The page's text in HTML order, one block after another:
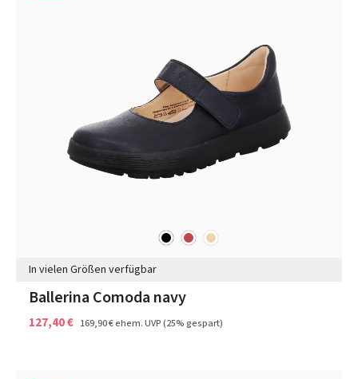
schwarz
rot beige
In vielen Größen verfügbar
Ballerina Comoda navy
127,40 € 169,90 €ehem. UVP(25% gespart)